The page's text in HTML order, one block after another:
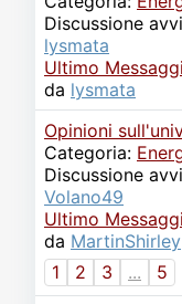
Discussione
lysmata
Ultimo
da lysmata
Opinioni
Categoria:
Discussione
Volano49
Ultimo
da MartinShirley
1
2 3 ...
5